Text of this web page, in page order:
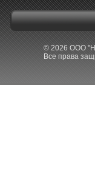
© 2026 ООО
Все права